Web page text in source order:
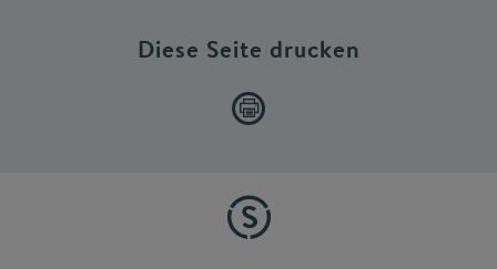
Diese Seite drucken